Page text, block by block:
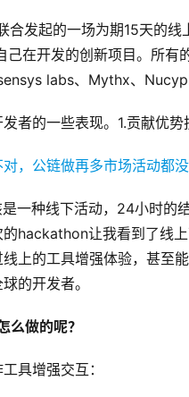
合发起的一场为期15天的
在开发的创新项目。所
labs、Mythx、
者的一些表现。1.贡献优
一种线下活动，24小时的
hackathon让我看到了线
上的工具增强体验，甚至
的开发者。
做的呢？
具增强交互：